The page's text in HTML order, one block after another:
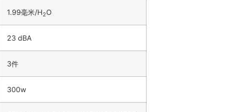
1.99毫米/H2O
23 dBA
3件
300w